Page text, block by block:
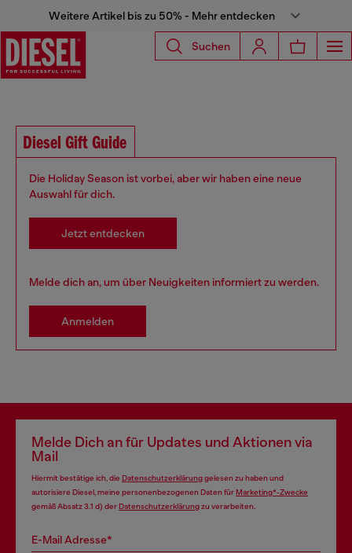
Weitere Artikel bis zu 50% - Mehr entdecken
Suchen
Diesel Gift Guide
Die Holiday Season ist vorbei, aber wir haben eine neue
Auswahl für dich.
Jetzt entdecken
Melde dich an, um über Neuigkeiten informiert zu werden.
Anmelden
Melde Dich an für Updates und Aktionen via
Mail
Hiermit bestätige ich, die Datenschutzerklärunggelesen zu haben und
autorisiere Diesel, meine personenbezogenen Daten fürMarketing*-Zwecke
gemäß Absatz 3.1 d) derDatenschutzerklärungzu verarbeiten.
E-Mail Adresse*